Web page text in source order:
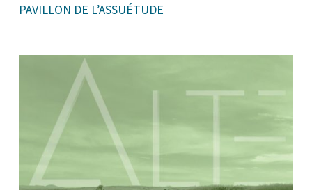
PAVILLON DE L’ASSUÉTUDE